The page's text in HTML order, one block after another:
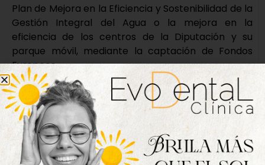
Plan de Mejora en la Eficiencia y Sostenibilidad de la
Gestión Integral del Agua o la mejora en la
eficiencia de los centros de la Diputación y su
parque móvil, mediante la captación de Fondos
Europeos.
El sexto eje para por hacer de la provincia de
Valladolid «un referente en turismo de interior,
poniendo para ello en valor nuestro patrimonio,
especialmente nuestros castillos, manteniendo la
apuesta por el enoturismo y la gastronomía e
impulsando nuestra cultura y nuestra historia, y de